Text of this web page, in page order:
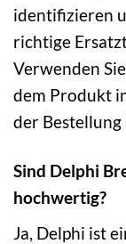
identifizieren
richtige
Verwenden
dem Produkt
der Bestellung
Sind Delphi
hochwertig?
Ja, Delphi ist